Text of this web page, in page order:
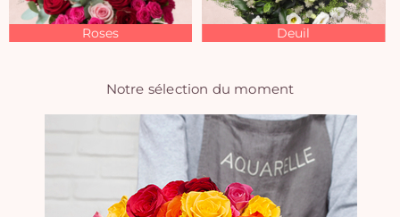
Roses Deuil
Notre sélection du moment